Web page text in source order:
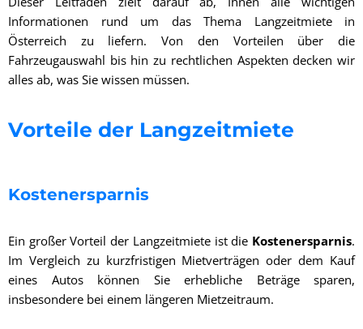
Informationen rund um das Thema Langzeitmiete in
Österreich zu liefern. Von den Vorteilen über die
Fahrzeugauswahl bis hin zu rechtlichen Aspekten decken wir
alles ab, was Sie wissen müssen.
Vorteile der Langzeitmiete
Kostenersparnis
Ein großer Vorteil der Langzeitmiete ist die Kostenersparnis.
Im Vergleich zu kurzfristigen Mietverträgen oder dem Kauf
eines Autos können Sie erhebliche Beträge sparen,
insbesondere bei einem längeren Mietzeitraum.